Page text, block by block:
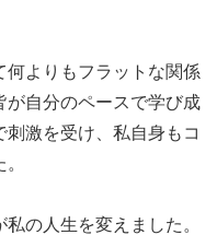
何よりもフラットな関係
が自分のペースで学び成
激を受け、私自身もコ
の人生を変えました。